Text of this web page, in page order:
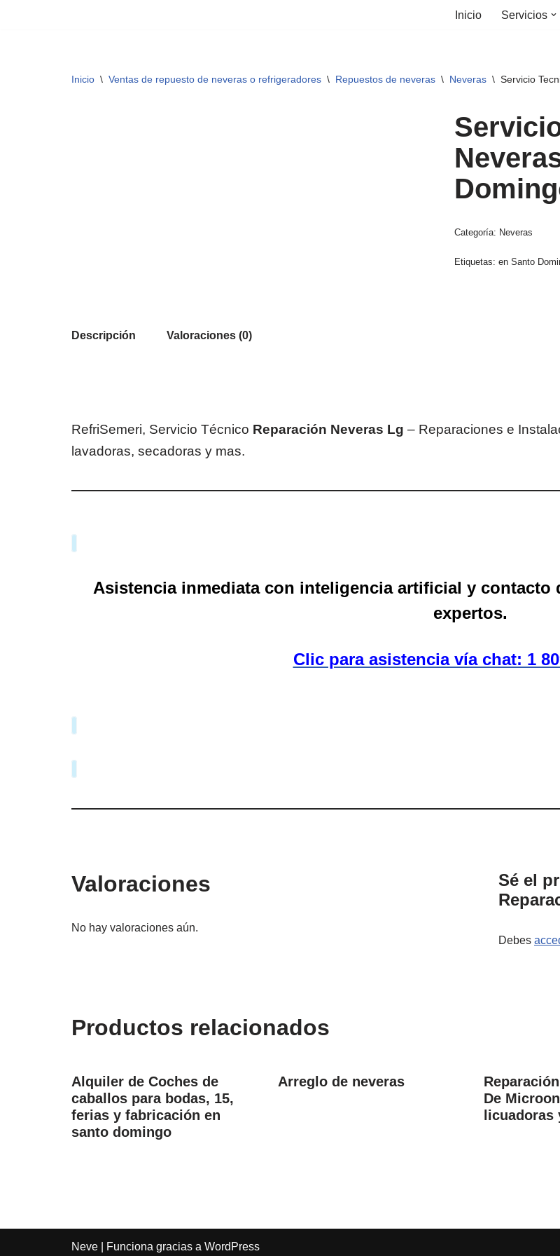
Inicio Servicios
Inicio \ Ventas de repuesto de neveras o refrigeradores \ Repuestos de neveras \ Neveras \ Servicio
Categoría: Neveras
Etiquetas:en Santo
Descripción Valoraciones (0)
RefriSemeri, Servicio Técnico Reparación Neveras Lg – Reparaciones e
lavadoras, secadoras y mas.
Asistencia inmediata con inteligencia artificial y
expertos.
Clic para asistencia vía chat: 1
Valoraciones
No hay valoraciones aún.
Sé el
Debes
Productos relacionados
Alquiler de Coches de
caballos para bodas, 15,
ferias y fabricación en
santo domingo
Arreglo de neveras
De
licuadoras
Neve | Funciona gracias a WordPress